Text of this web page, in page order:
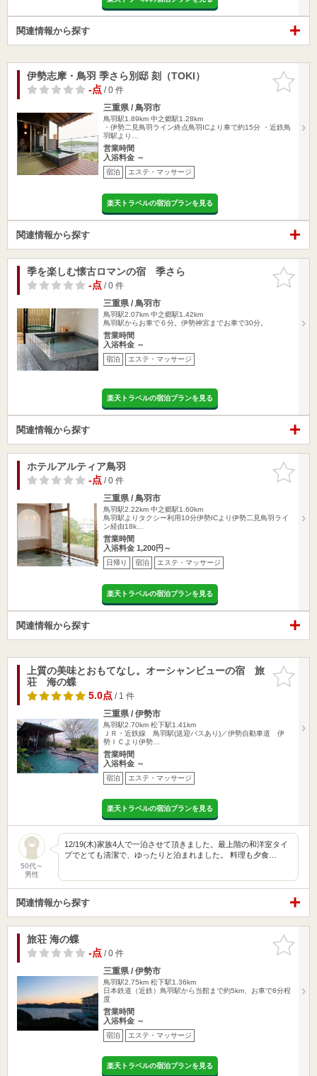
関連情報から探す
お気に入
りに追加
伊勢志摩・鳥羽 季さら別邸 刻（TOKI）
-点/ 0 件
三重県 / 鳥羽市
鳥羽駅1.89km 中之郷駅1.28km
・伊勢二見鳥羽ライン終点鳥羽ICより車で約15分 ・近鉄鳥
羽駅より…
営業時間
入浴料金 ～
宿泊 エステ・マッサージ
楽天トラベルの宿泊プランを見る
関連情報から探す
お気に入
りに追加
季を楽しむ懐古ロマンの宿 季さら
-点/ 0 件
三重県 / 鳥羽市
鳥羽駅2.07km 中之郷駅1.42km
鳥羽駅からお車で６分。伊勢神宮までお車で30分。
営業時間
入浴料金 ～
宿泊 エステ・マッサージ
楽天トラベルの宿泊プランを見る
関連情報から探す
お気に入
りに追加
ホテルアルティア鳥羽
-点/ 0 件
三重県 / 鳥羽市
鳥羽駅2.22km 中之郷駅1.60km
鳥羽駅よりタクシー利用10分伊勢ICより伊勢二見鳥羽ライ
ン経由18k…
営業時間
入浴料金 1,200円～
日帰り 宿泊 エステ・マッサージ
楽天トラベルの宿泊プランを見る
関連情報から探す
お気に入
りに追加
上質の美味とおもてなし。オーシャンビューの宿 旅
荘 海の蝶
5.0点/ 1 件
三重県 / 伊勢市
鳥羽駅2.70km 松下駅1.41km
ＪＲ・近鉄線 鳥羽駅(送迎バスあり)／伊勢自動車道 伊
勢ＩＣより伊勢…
営業時間
入浴料金 ～
宿泊 エステ・マッサージ
楽天トラベルの宿泊プランを見る
50代～
男性
12/19(木)家族4人で一泊させて頂きました。最上階の和洋室タイ
プでとても清潔で、ゆったりと泊まれました。 料理も夕食…
関連情報から探す
お気に入
りに追加
旅荘 海の蝶
-点/ 0 件
三重県 / 伊勢市
鳥羽駅2.75km 松下駅1.36km
日本鉄道（近鉄）鳥羽駅から当館まで約5km、お車で8分程
度
営業時間
入浴料金 ～
宿泊 エステ・マッサージ
楽天トラベルの宿泊プランを見る